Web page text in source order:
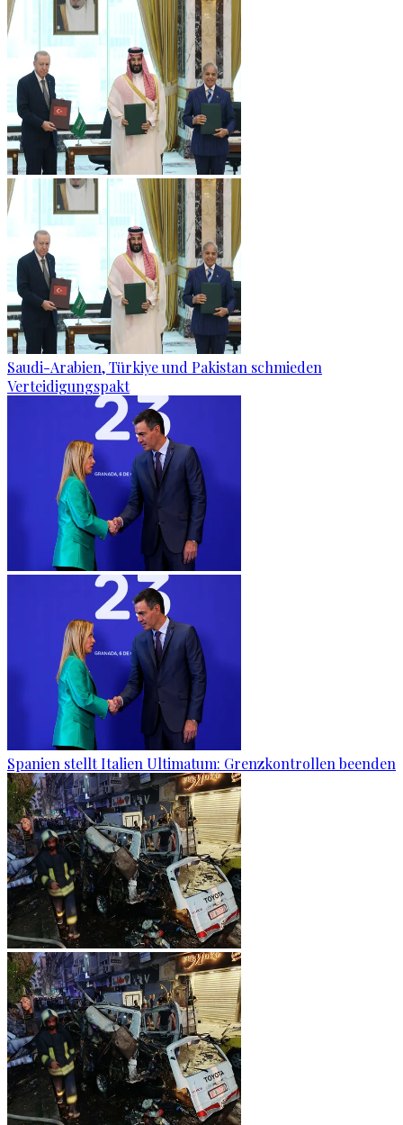
Saudi-Arabien, Türkiye und Pakistan schmieden
Verteidigungspakt
Spanien stellt Italien Ultimatum: Grenzkontrollen beenden